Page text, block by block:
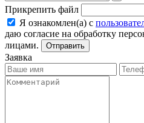
Прикрепить файл
Я ознакомлен(а) с
даю согласие на обработку
лицами.
Отправить
Заявка